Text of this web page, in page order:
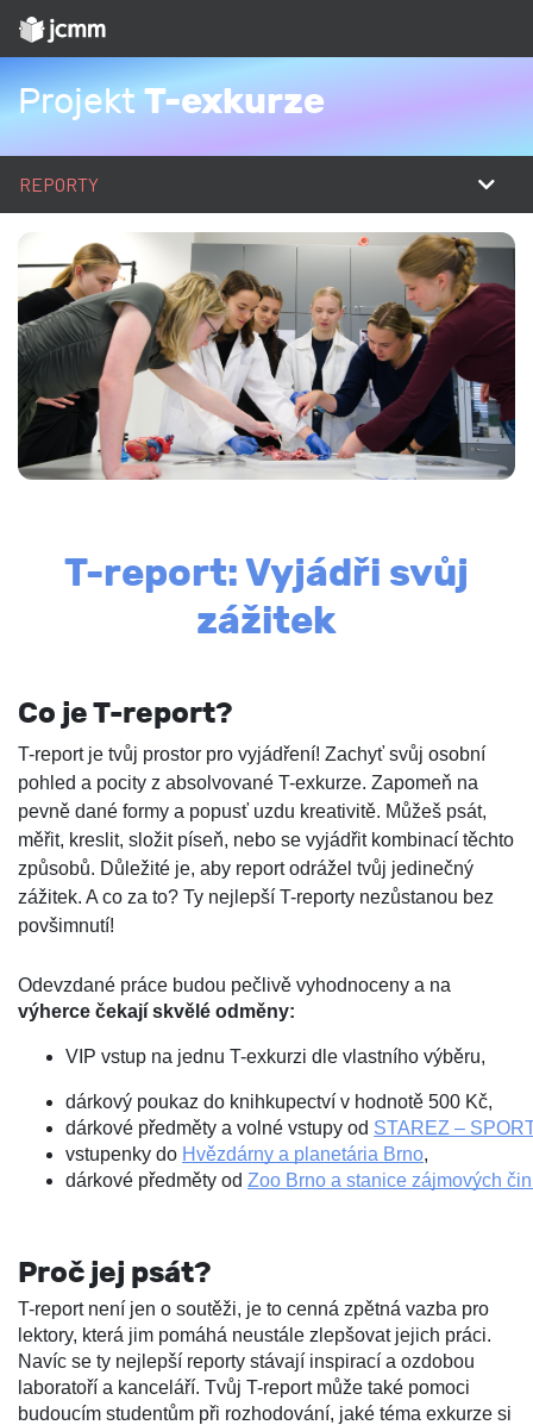
Projekt T-exkurze
REPORTY
T-report: Vyjádři svůj
zážitek
Co je T-report?
T-report je tvůj prostor pro vyjádření! Zachyť svůj osobní
pohled a pocity z absolvované T-exkurze. Zapomeň na
pevně dané formy a popusť uzdu kreativitě. Můžeš psát,
měřit, kreslit, složit píseň, nebo se vyjádřit kombinací těchto
způsobů. Důležité je, aby report odrážel tvůj jedinečný
zážitek. A co za to? Ty nejlepší T-reporty nezůstanou bez
povšimnutí!
Odevzdané práce budou pečlivě vyhodnoceny a na
výherce čekají skvělé odměny:
VIP vstup na jednu T-exkurzi dle vlastního výběru,
dárkový poukaz do knihkupectví v hodnotě 500 Kč,
dárkové předměty a volné vstupy od STAREZ –
vstupenky do Hvězdárny a planetária Brno,
dárkové předměty od Zoo Brno a stanice zájmových
Proč jej psát?
T-report není jen o soutěži, je to cenná zpětná vazba pro
lektory, která jim pomáhá neustále zlepšovat jejich práci.
Navíc se ty nejlepší reporty stávají inspirací a ozdobou
laboratoří a kanceláří. Tvůj T-report může také pomoci
budoucím studentům při rozhodování, jaké téma exkurze si